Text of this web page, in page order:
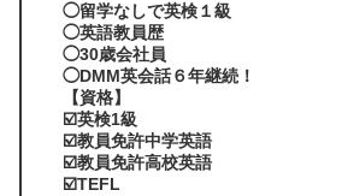
◯留学なしで英検１級
◯英語教員歴
◯30歳会社員
◯DMM英会話６年継続！
【資格】
☑️英検1級
☑️教員免許中学英語
☑️教員免許高校英語
☑️TEFL